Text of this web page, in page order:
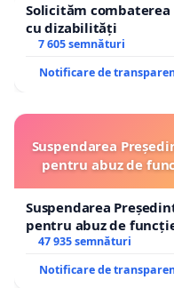
Solicităm
cu dizabilități
7 605 semnături
Notificare de
Suspendarea
pentru abuz de
Suspendarea
pentru abuz de
47 935 semnături
Notificare de